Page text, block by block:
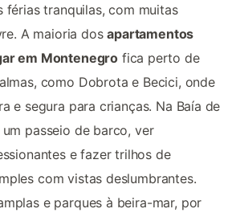
férias tranquilas, com muitas
A maioria dosapartamentos
em Montenegro fica perto de
como Dobrota e Becici, onde
e segura para crianças. Na Baía de
passeio de barco, ver
e fazer trilhos de
com vistas deslumbrantes.
e parques à beira-mar, por